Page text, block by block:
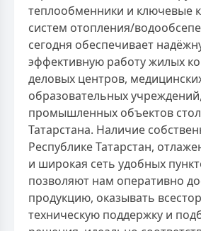
теплообменники и ключевые
систем отопления/
сегодня обеспечивает
эффективную работу жилых
деловых центров,
образовательных
промышленных объектов
Татарстана. Наличие
Республике Татарстан,
и широкая сеть удобных
позволяют нам оперативно
продукцию, оказывать
техническую поддержку и